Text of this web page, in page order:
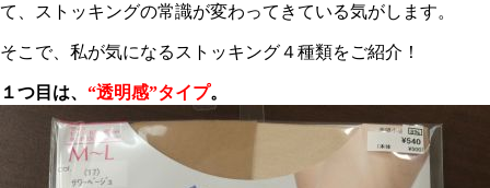
て、ストッキングの常識が変わってきている気がします。
そこで、私が気になるストッキング４種類をご紹介！
１つ目は、 “透明感”タイプ。